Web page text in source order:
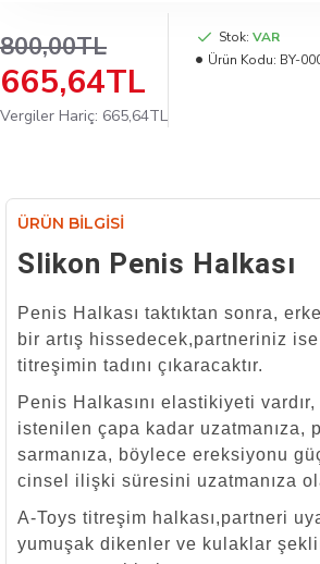
665,64TL
800,00TL
Vergiler Hariç: 665,64TL
Stok: VAR
Ürün Kodu: BY-
ÜRÜN BILGISI
Slikon Penis Halkası
Penis Halkası taktıktan sonra,
bir artış hissedecek,partneriniz
titreşimin tadını çıkaracaktır.
Penis Halkasını elastikiyeti
istenilen çapa kadar uzatmanıza,
sarmanıza, böylece ereksiyonu
cinsel ilişki süresini uzatmanıza
A-Toys titreşim halkası,partneri
yumuşak dikenler ve kulaklar